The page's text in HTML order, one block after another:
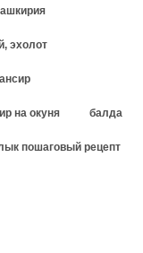
эхолот
на окуня балда
пошаговый рецепт